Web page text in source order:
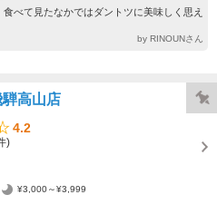
べて見たなかではダントツに美味しく思え
by RINOUNさん
騨高山店
4.2
)
¥3,000～¥3,999